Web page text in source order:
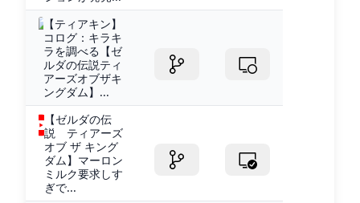
【ティアキン】
コログ：キラキ
ラを調べる【ゼ
ルダの伝説ティ
アーズオブザキ
ングダム】...
【ゼルダの伝
説 ティアーズ
オブ ザ キング
ダム】マーロン
ミルク要求しす
ぎで...